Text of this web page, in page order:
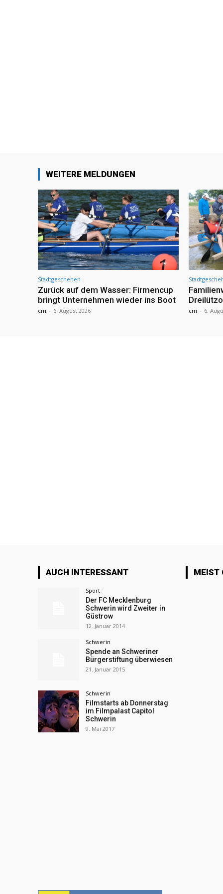
WEITERE MELDUNGEN
Stadtgeschehen
Zurück auf dem Wasser: Firmencup
bringt Unternehmen wieder ins Boot
cm - 6. August 2026 cm - 6.
AUCH INTERESSANT
Sport
Der FC Mecklenburg
Schwerin wird Zweiter in
Güstrow
12. Januar 2014
Schwerin
Spende an Schweriner
Bürgerstiftung überwiesen
21. Januar 2015
Schwerin
Filmstarts ab Donnerstag
im Filmpalast Capitol
Schwerin
9. Mai 2017
MEIST